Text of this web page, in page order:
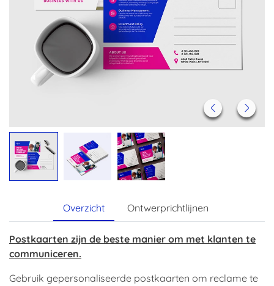
Overzicht Ontwerprichtlijnen
Postkaarten zijn de beste manier om met klanten te
communiceren.
Gebruik gepersonaliseerde postkaarten om reclame te